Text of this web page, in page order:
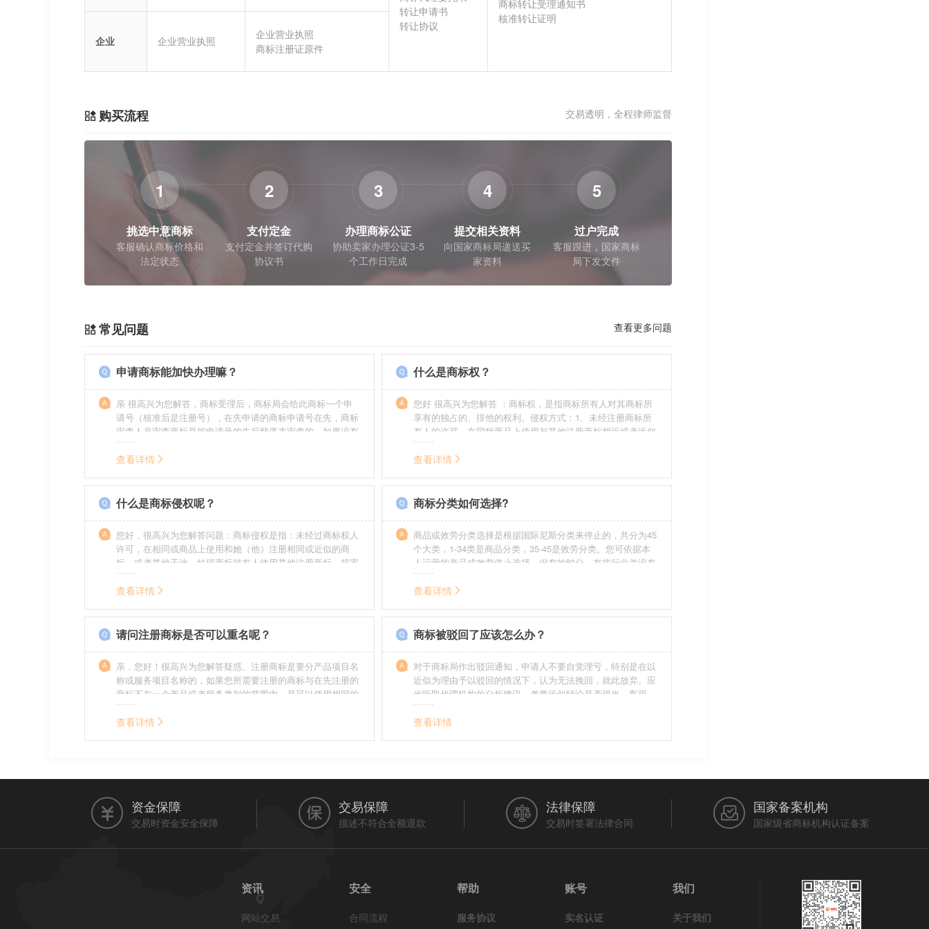
转让申请书
转让协议
商标转让受理通知书
核准转让证明
企业
企业营业执照
企业营业执照
商标注册证原件
购买流程 交易透明，全程律师监督
1
挑选中意商标
客服确认商标价格和
法定状态
2
支付定金
支付定金并签订代购
协议书
3
办理商标公证
协助卖家办理公证3-5
个工作日完成
4
提交相关资料
向国家商标局递送买
家资料
5
过户完成
客服跟进，国家商标
局下发文件
常见问题 查看更多问题
申请商标能加快办理嘛？
亲 很高兴为您解答，商标受理后，商标局会给此商标一个申
请号（核准后是注册号），在先申请的商标申请号在先，商标
审查人员审查商标是按申请号的先后顺序来审查的，如果没有
特殊情况（受理案件需要，被异议等），不会延迟也不会提
前。
查看详情
什么是商标权？
您好 很高兴为您解答 ：商标权，是指商标所有人对其商标所
享有的独占的、排他的权利。侵权方式：1、未经注册商标所
有人的许可，在同种商品上使用与其他注册商标相近或者近似
的商标。2、销售明知是假冒注册商标的商品。3、伪造、擅自
制造他人注册商标标识或者销售伪造、擅自制造的注册商标标
给他人注册商标专用权造成其他损害。
查看详情
什么是商标侵权呢？
您好，很高兴为您解答问题：商标侵权是指：未经过商标权人
许可，在相同或商品上使用和她（他）注册相同或近似的商
标，或者其他干涉、妨碍商标持有人使用其他注册商标，损害
商标持有人合法权益的其他行为。侵权的人通常需要承担侵权
的责任，明知侵权的行为的人要承担赔偿的责任。情节严重
查看详情
商标分类如何选择?
商品或效劳分类选择是根据国际尼斯分类来停止的，共分为45
个大类，1-34类是商品分类，35-45是效劳分类。您可依据本
人运营的产品或效劳停止选择。但有的时分，有些行业并没有
在分类表中明白列出，而且也无法由一个分类就完整包含进
去，这就呈现了跨类别的状况，对这样的行业要特别留意，假
无法全面的停止维护。
查看详情
请问注册商标是否可以重名呢？
亲，您好！很高兴为您解答疑惑。注册商标是要分产品项目名
称或服务项目名称的，如果您所需要注册的商标与在先注册的
商标不在一个产品或者服务类别的范围内，是可以使用相同的
名称的。希望我的回答能帮到您。
查看详情
商标被驳回了应该怎么办？
对于商标局作出驳回通知，申请人不要自觉理亏，特别是在以
近似为理由予以驳回的情况下，认为无法挽回，就此放弃。应
当听取代理机构的分析建议，考量近似结论是否得当、客观，
最终决定是选择放弃还是进行复审，从而最大限度的维护自身
利益（很多商标最后取得成功都是复审争取来的，审查员作出
查看详情
资金保障
交易时资金安全保障
交易保障
描述不符合全额退款
法律保障
交易时签署法律合同
国家备案机构
国家级省商标机构认证备案
资讯
网站交易
安全
合同流程
帮助
服务协议
账号
实名认证
我们
关于我们